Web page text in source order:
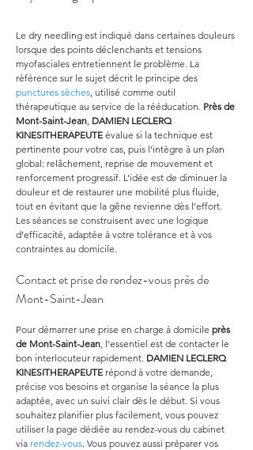
Le dry needling est indiqué dans certaines douleurs
lorsque des points déclenchants et tensions
myofasciales entretiennent le problème. La
référence sur le sujet décrit le principe des
punctures sèches, utilisé comme outil
thérapeutique au service de la rééducation. Près de
Mont-Saint-Jean, DAMIEN LECLERQ
KINESITHERAPEUTE évalue si la technique est
pertinente pour votre cas, puis l’intègre à un plan
global: relâchement, reprise de mouvement et
renforcement progressif. L’idée est de diminuer la
douleur et de restaurer une mobilité plus fluide,
tout en évitant que la gêne revienne dès l’effort.
Les séances se construisent avec une logique
d’efficacité, adaptée à votre tolérance et à vos
contraintes au domicile.
Contact et prise de rendez-vous près de
Mont-Saint-Jean
Pour démarrer une prise en charge à domicile près
de Mont-Saint-Jean, l’essentiel est de contacter le
bon interlocuteur rapidement. DAMIEN LECLERQ
KINESITHERAPEUTE répond à votre demande,
précise vos besoins et organise la séance la plus
adaptée, avec un suivi clair dès le début. Si vous
souhaitez planifier plus facilement, vous pouvez
utiliser la page dédiée au rendez-vous du cabinet
via rendez-vous. Vous pouvez aussi préparer vos